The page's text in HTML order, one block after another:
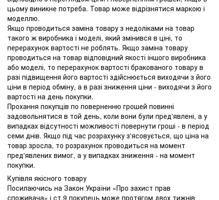
цьому виникне потреба. Товар може відрізнятися маркою і
моделлю.
Якщо проводиться заміна товару з недоліками на товар
такого ж виробника і моделі, який змінився в ціні, то
перерахунок вартості не роблять. Якщо заміна товару
проводиться на товар відповідний якості іншого виробника
або моделі, то перерахунок вартості бракованого товару в
разі підвищення його вартості здійснюється виходячи з його
ціни в період обміну, а в разі зниження ціни - виходячи з його
вартості на день покупки.
Прохання покупців по поверненню грошей повинні
задовольнятися в той день, коли вони були пред'явлені, а у
випадках відсутності можливості повернути гроші - в період
семи днів. Якщо під час розрахунку з'ясовується, що ціна на
товар зросла, то розрахунок проводиться на момент
пред'явлених вимог, а у випадках зниження - на момент
покупки.
Купівля якісного товару
Посилаючись на Закон України «Про захист прав
споживача» і ст.9 покупець може протягом двох тижнів